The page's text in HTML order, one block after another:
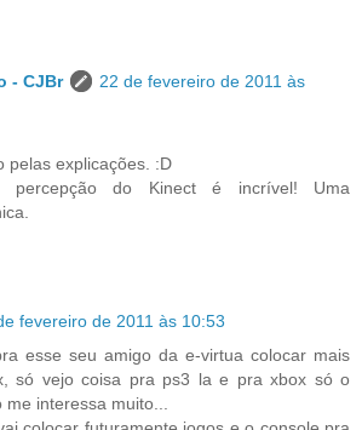
- CJBr
22 de fevereiro de 2011 às
pelas explicações. :D
percepção do Kinect é incrível! Uma
fevereiro de 2011 às 10:53
esse seu amigo da e-virtua colocar mais
só vejo coisa pra ps3 la e pra xbox só o
interessa muito...